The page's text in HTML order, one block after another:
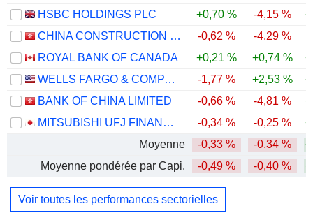
HSBC HOLDINGS PLC
+0,70 % -4,15 %
CHINA CONSTRUCTION BANK CORPORATION
-0,62 % -4,29 %
ROYAL BANK OF CANADA
+0,21 % +0,74 %
WELLS FARGO & COMPANY
-1,77 % +2,53 %
BANK OF CHINA LIMITED
-0,66 % -4,81 %
MITSUBISHI UFJ FINANCIAL GROUP, INC.
-0,34 % -0,25 %
Moyenne
-0,33 % -0,34 %
Moyenne pondérée par Capi.
-0,49 % -0,40 %
Voir toutes les performances sectorielles